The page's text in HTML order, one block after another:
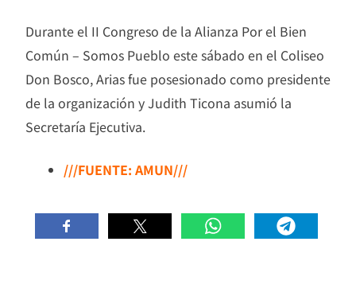
Durante el II Congreso de la Alianza Por el Bien
Común – Somos Pueblo este sábado en el Coliseo
Don Bosco, Arias fue posesionado como presidente
de la organización y Judith Ticona asumió la
Secretaría Ejecutiva.
///FUENTE: AMUN///